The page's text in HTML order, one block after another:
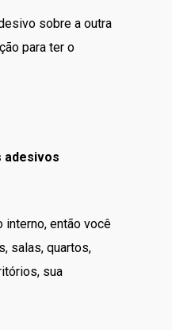
sobre a outra
para ter o
adesivos
então você
salas, quartos,
sua